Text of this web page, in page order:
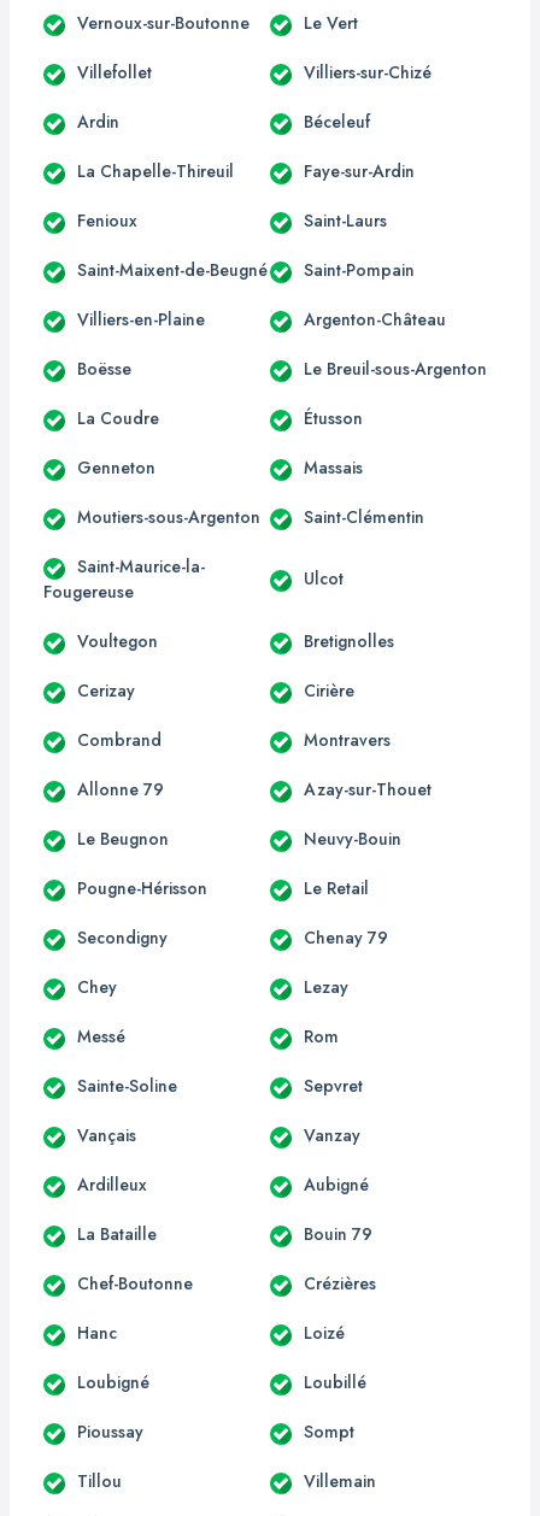
Vernoux-sur-Boutonne Le Vert
Villefollet Villiers-sur-Chizé
Ardin Béceleuf
La Chapelle-Thireuil Faye-sur-Ardin
Fenioux Saint-Laurs
Saint-Maixent-de-Beugné Saint-Pompain
Villiers-en-Plaine Argenton-Château
Boësse Le Breuil-sous-Argenton
La Coudre Étusson
Genneton Massais
Moutiers-sous-Argenton Saint-Clémentin
Saint-Maurice-la-
Fougereuse
Ulcot
Voultegon Bretignolles
Cerizay Cirière
Combrand Montravers
Allonne 79 Azay-sur-Thouet
Le Beugnon Neuvy-Bouin
Pougne-Hérisson Le Retail
Secondigny Chenay 79
Chey Lezay
Messé Rom
Sainte-Soline Sepvret
Vançais Vanzay
Ardilleux Aubigné
La Bataille Bouin 79
Chef-Boutonne Crézières
Hanc Loizé
Loubigné Loubillé
Pioussay Sompt
Tillou Villemain